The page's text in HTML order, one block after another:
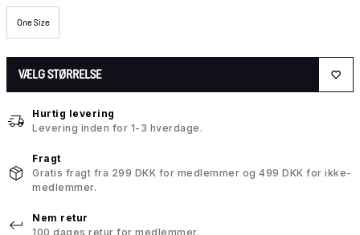
One Size
VÆLG STØRRELSE
Hurtig levering
Levering inden for 1-3 hverdage.
Fragt
Gratis fragt fra 299 DKK for medlemmer og 499 DKK for ikke-
medlemmer.
Nem retur
100 dages retur for medlemmer.